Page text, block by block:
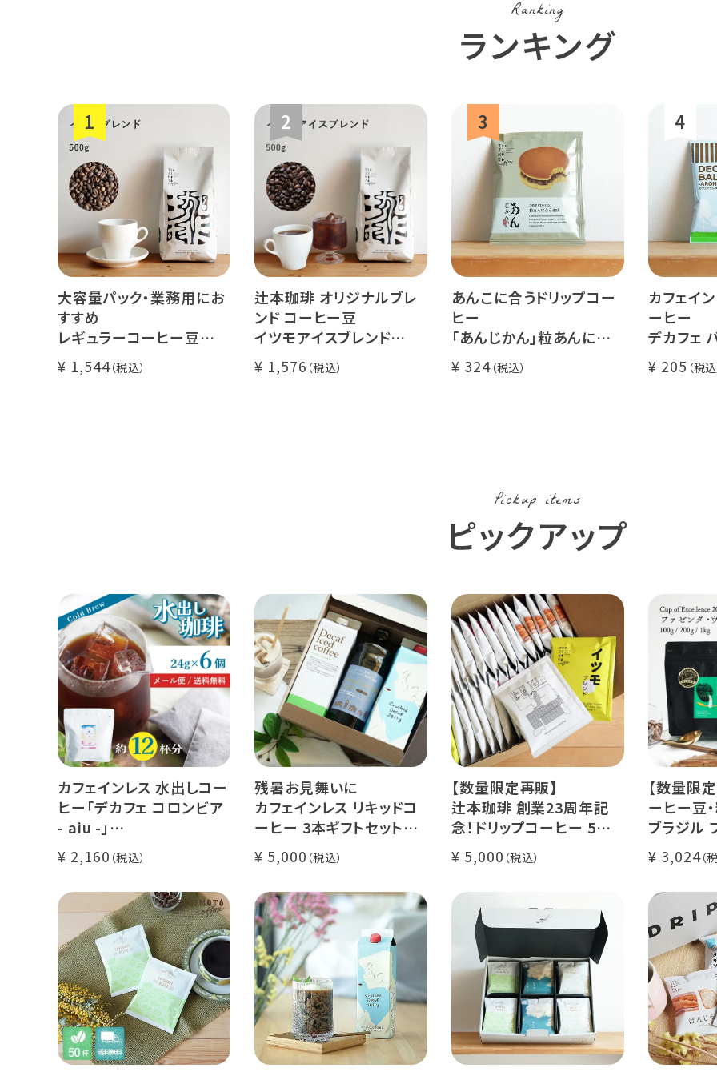
Ranking
ランキング
大容量パック・業務用にお
すすめ
レギュラーコーヒー豆
イツモブレンド 500g
1,544
辻本珈琲 オリジナルブレ
ンド コーヒー豆
イツモアイスブレンド
500g
アイスコーヒーにオススメ
1,576
あんこに合うドリップコー
ヒー
「あんじかん」粒あんに合う
珈琲 1杯分
324
カフェイ
ーヒー
デカフェ
ロナ - 1
205
Pickup items
ピックアップ
カフェインレス 水出しコー
ヒー「デカフェ コロンビア
- aiu -」
24g×6個（約12杯分）
マウンテンウォータープロ
セス カフェインレスコーヒ
ー豆100%使用 メール便
でお届け
2,160
残暑お見舞いに
カフェインレス リキッドコ
ーヒー 3本ギフトセット
クラッシュド デカフェ ゼリ
ー 1本
デカフェ オレベース【無
糖】1本
デカフェ アイスコーヒー 1
本
5,000
【数量限定再販】
辻本珈琲 創業23周年記
念！ドリップコーヒー 5種
50杯セット
アニバーサリーブレンド
（コスタリカ ルワンダ メキ
シコ）
イツモブレンド ヨウソロー
ぱんじかん
期間限定 送料無料
5,000
【数量限
ーヒー豆
ブラジル
レ・ド・ク
200g /
品種：カ
精製方法
焙煎度：
COE
Val
3,024